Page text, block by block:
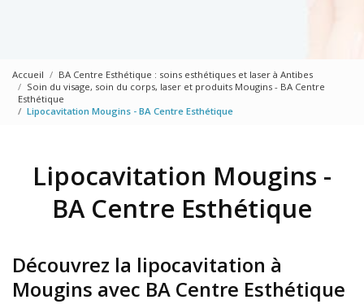
Accueil
BA Centre Esthétique : soins esthétiques et laser à Antibes
Soin du visage, soin du corps, laser et produits Mougins - BA Centre
Esthétique
Lipocavitation Mougins - BA Centre Esthétique
Lipocavitation Mougins -
BA Centre Esthétique
Découvrez la lipocavitation à
Mougins avec BA Centre Esthétique